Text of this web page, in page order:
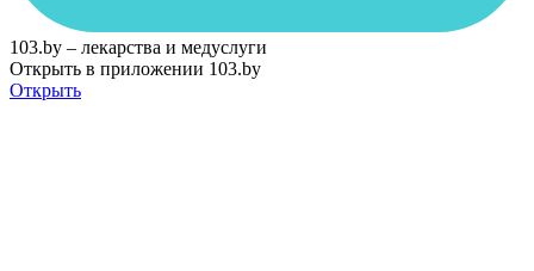
103.by – лекарства и медуслуги
Открыть в приложении 103.by
Открыть